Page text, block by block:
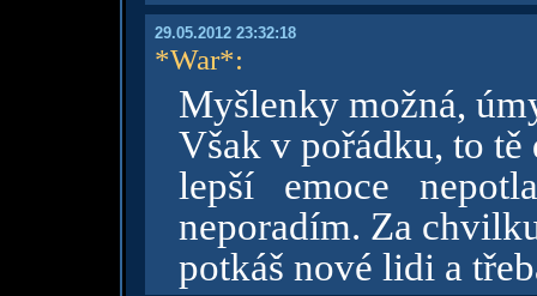
29.05.2012 23:32:18
*War*:
Myšlenky možná,
Však v pořádku, to
lepší emoce
neporadím. Za
potkáš nové lidi a